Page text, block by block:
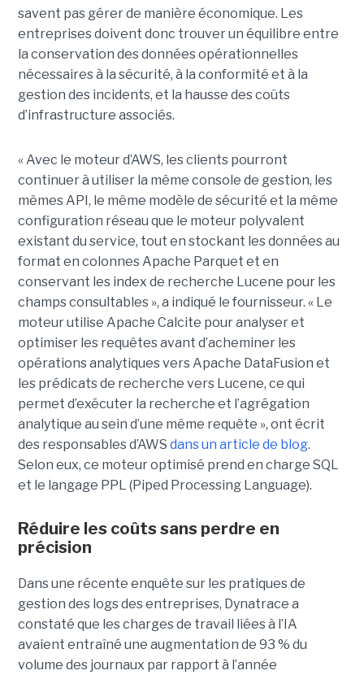
savent pas gérer de manière économique. Les
entreprises doivent donc trouver un équilibre entre
la conservation des données opérationnelles
nécessaires à la sécurité, à la conformité et à la
gestion des incidents, et la hausse des coûts
d’infrastructure associés.
« Avec le moteur d’AWS, les clients pourront
continuer à utiliser la même console de gestion, les
mêmes API, le même modèle de sécurité et la même
configuration réseau que le moteur polyvalent
existant du service, tout en stockant les données au
format en colonnes Apache Parquet et en
conservant les index de recherche Lucene pour les
champs consultables », a indiqué le fournisseur. « Le
moteur utilise Apache Calcite pour analyser et
optimiser les requêtes avant d’acheminer les
opérations analytiques vers Apache DataFusion et
les prédicats de recherche vers Lucene, ce qui
permet d’exécuter la recherche et l’agrégation
analytique au sein d’une même requête », ont écrit
des responsables d’AWS dans un article de blog.
Selon eux, ce moteur optimisé prend en charge SQL
et le langage PPL (Piped Processing Language).
Réduire les coûts sans perdre en
précision
Dans une récente enquête sur les pratiques de
gestion des logs des entreprises, Dynatrace a
constaté que les charges de travail liées à l’IA
avaient entraîné une augmentation de 93 % du
volume des journaux par rapport à l’année